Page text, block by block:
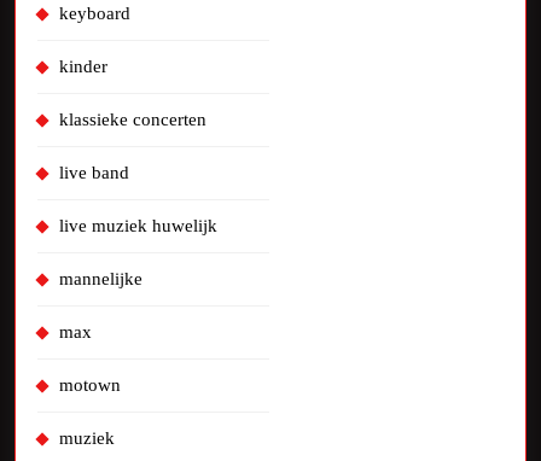
keyboard
kinder
klassieke concerten
live band
live muziek huwelijk
mannelijke
max
motown
muziek